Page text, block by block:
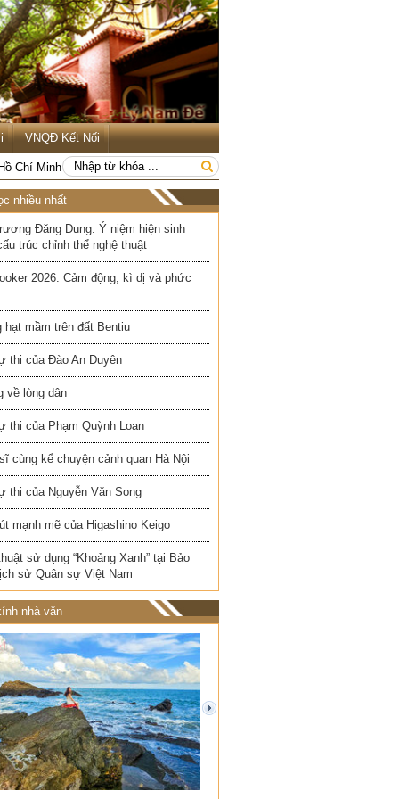
VNQĐ Kết Nối
Chí Minh
nhiều nhất
Đăng Dung: Ý niệm hiện sinh
trúc chỉnh thể nghệ thuật
2026: Cảm động, kì dị và phức
hạt mầm trên đất Bentiu
thi của Đào An Duyên
về lòng dân
thi của Phạm Quỳnh Loan
cùng kể chuyện cảnh quan Hà Nội
thi của Nguyễn Văn Song
mạnh mẽ của Higashino Keigo
sử dụng “Khoảng Xanh” tại Bảo
sử Quân sự Việt Nam
nhà văn
next